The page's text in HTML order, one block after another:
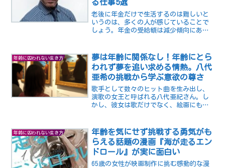
る仕事5選
老後に年金だけで生活するのは難しいと
いうのは、多くの人が感じていることで
しょう。年金の受給額は減少傾向にあ
要な資金も多くなっています。そこで、
定年後でも続けられる仕事を探...
年齢に囚われない生き方
夢は年齢に関係なし！年齢にとら
われず夢を追い求める情熱。八代
亜希の挑戦から学ぶ意欲の尊さ
歌手として数々のヒット曲を生み出し、
演歌の女王と呼ばれる八代亜紀さん。し
かし、彼女は歌だけでなく、絵画にも情
前から絵画教室に通っており、父親と一
緒に写生に出かけるなど、幼...
年齢に囚われない生き方
年齢を気にせず挑戦する勇気がも
らえる話題の漫画『海が走るエン
ドロール』が実に面白い
65歳の女性が映画制作に挑む感動的な漫